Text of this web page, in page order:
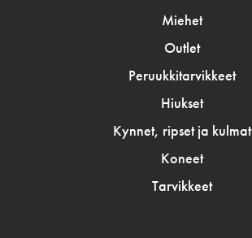
Miehet
Outlet
Peruukkitarvikkeet
Hiukset
Kynnet, ripset ja kulmat
Koneet
Tarvikkeet